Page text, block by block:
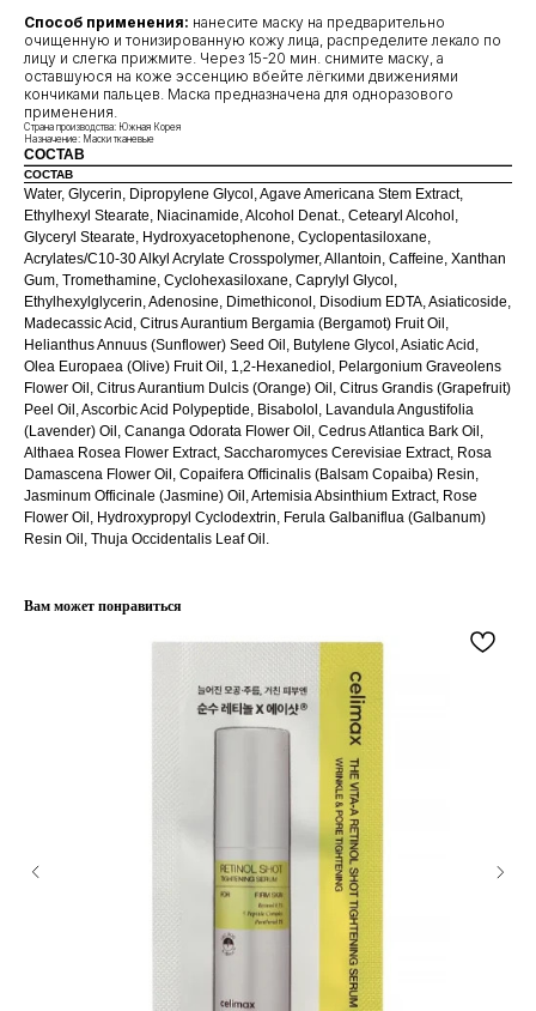
Способ применения: нанесите маску на предварительно
очищенную и тонизированную кожу лица, распределите лекало по
лицу и слегка прижмите. Через 15-20 мин. снимите маску, а
оставшуюся на коже эссенцию вбейте лёгкими движениями
кончиками пальцев. Маска предназначена для одноразового
применения.
Страна производства: Южная Корея
Назначение: Маски тканевые
СОСТАВ
СОСТАВ
Water, Glycerin, Dipropylene Glycol, Agave Americana Stem Extract,
Ethylhexyl Stearate, Niacinamide, Alcohol Denat., Cetearyl Alcohol,
Glyceryl Stearate, Hydroxyacetophenone, Cyclopentasiloxane,
Acrylates/C10-30 Alkyl Acrylate Crosspolymer, Allantoin, Caffeine, Xanthan
Gum, Tromethamine, Cyclohexasiloxane, Caprylyl Glycol,
Ethylhexylglycerin, Adenosine, Dimethiconol, Disodium EDTA, Asiaticoside,
Madecassic Acid, Citrus Aurantium Bergamia (Bergamot) Fruit Oil,
Helianthus Annuus (Sunflower) Seed Oil, Butylene Glycol, Asiatic Acid,
Olea Europaea (Olive) Fruit Oil, 1,2-Hexanediol, Pelargonium Graveolens
Flower Oil, Citrus Aurantium Dulcis (Orange) Oil, Citrus Grandis (Grapefruit)
Peel Oil, Ascorbic Acid Polypeptide, Bisabolol, Lavandula Angustifolia
(Lavender) Oil, Cananga Odorata Flower Oil, Cedrus Atlantica Bark Oil,
Althaea Rosea Flower Extract, Saccharomyces Cerevisiae Extract, Rosa
Damascena Flower Oil, Copaifera Officinalis (Balsam Copaiba) Resin,
Jasminum Officinale (Jasmine) Oil, Artemisia Absinthium Extract, Rose
Flower Oil, Hydroxypropyl Cyclodextrin, Ferula Galbaniflua (Galbanum)
Resin Oil, Thuja Occidentalis Leaf Oil.
Вам может понравиться
– Проспект Ленина, дом 6
на нашу рассылку
Контакты